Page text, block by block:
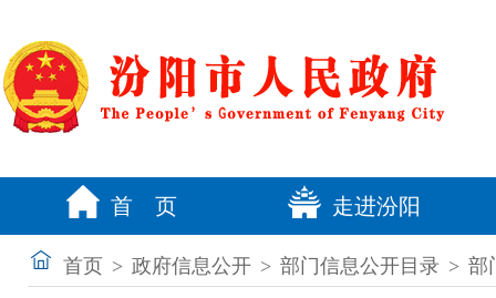
首 页 走进汾阳
首页 > 政府信息公开 > 部门信息公开目录 > 部